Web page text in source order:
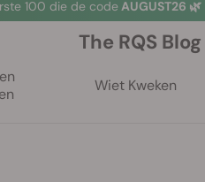
100 die de code AUGUST26 🌿
The RQS Blog
Wiet Kweken